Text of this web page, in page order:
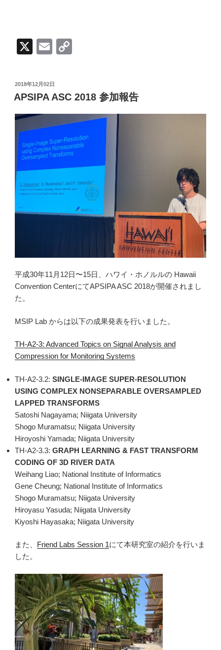
X
E
ail
y
Li
n
k
投
稿
日:
2018年12月02日
APSIPA ASC 2018 参加報告
平成30年11月12日〜15日、ハワイ・ホノルルの Hawaii
Convention CenterにてAPSIPA ASC 2018が開催されまし
た。
MSIP Lab からは以下の成果発表を行いました。
TH-A2-3: Advanced Topics on Signal Analysis and
Compression for Monitoring Systems
TH-A2-3.2: SINGLE-IMAGE SUPER-RESOLUTION
USING COMPLEX NONSEPARABLE OVERSAMPLED
LAPPED TRANSFORMS
Satoshi Nagayama; Niigata University
Shogo Muramatsu; Niigata University
Hiroyoshi Yamada; Niigata University
TH-A2-3.3: GRAPH LEARNING & FAST TRANSFORM
CODING OF 3D RIVER DATA
Weihang Liao; National Institute of Informatics
Gene Cheung; National Institute of Informatics
Shogo Muramatsu; Niigata University
Hiroyasu Yasuda; Niigata University
Kiyoshi Hayasaka; Niigata University
また、 Friend Labs Session 1にて本研究室の紹介を行いま
した。